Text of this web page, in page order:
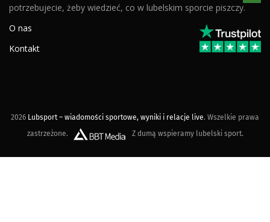
potrzebujecie, żeby wiedzieć, co w lubelskim sporcie piszczy.
O nas
Kontakt
2026 Lubsport – wiadomości sportowe, wyniki i relacje live. Wszelkie prawa
zastrzeżone.
Z dumą wspieramy lubelski sport.